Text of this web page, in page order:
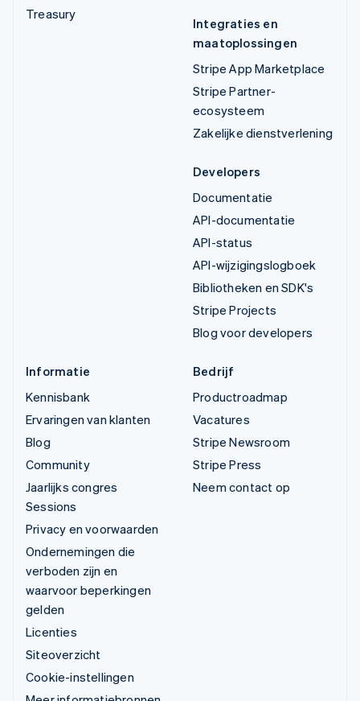
Treasury
Integraties en
maatoplossingen
Stripe App Marketplace
Stripe Partner-
ecosysteem
Zakelijke dienstverlening
Developers
Documentatie
API-documentatie
API-status
API-wijzigingslogboek
Bibliotheken en SDK's
Stripe Projects
Blog voor developers
Informatie
Kennisbank
Ervaringen van klanten
Blog
Community
Jaarlijks congres
Sessions
Privacy en voorwaarden
Ondernemingen die
verboden zijn en
waarvoor beperkingen
gelden
Licenties
Siteoverzicht
Cookie-instellingen
Bedrijf
Productroadmap
Vacatures
Stripe Newsroom
Stripe Press
Neem contact op